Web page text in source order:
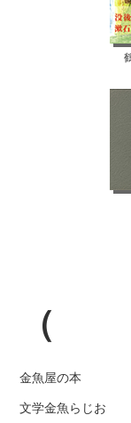
金魚屋の本
文学金魚らじお